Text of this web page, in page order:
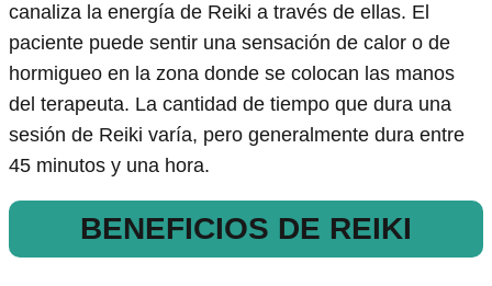
canaliza la energía de Reiki a través de ellas. El
paciente puede sentir una sensación de calor o de
hormigueo en la zona donde se colocan las manos
del terapeuta. La cantidad de tiempo que dura una
sesión de Reiki varía, pero generalmente dura entre
45 minutos y una hora.
BENEFICIOS DE REIKI